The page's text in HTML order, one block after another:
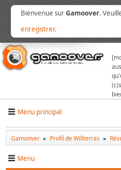
Bienvenue surGamoover.
enregistrer.
Menu principal
Gamoover ► Profil de Willterras ►
Menu